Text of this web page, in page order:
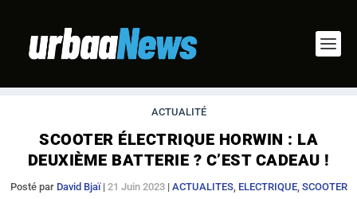
ACTUALITÉ
SCOOTER ÉLECTRIQUE HORWIN : LA
DEUXIÈME BATTERIE ? C’EST CADEAU !
Posté par David Bjaï| 21 Juin 2023| ACTUALITES, ELECTRIQUE, SCOOTER